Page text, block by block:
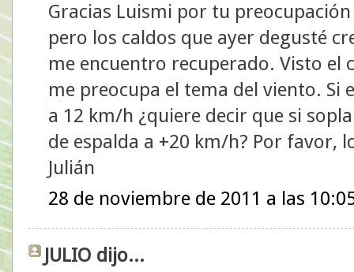
Gracias Luismi por tu
pero los caldos que ayer degusté
me encuentro recuperado. Visto el
me preocupa el tema del viento. Si
a 12 km/h ¿quiere decir que si
de espalda a +20 km/h? Por favor,
Julián
28 de noviembre de 2011 a las
JULIO dijo...